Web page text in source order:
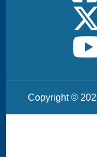
Copyright ©